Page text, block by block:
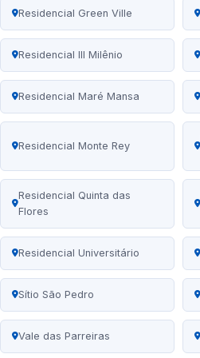
Residencial Green Ville
Residencial III Milênio
Residencial Maré Mansa
Residencial Monte Rey
Residencial Quinta das
Flores
Residencial Universitário
Sítio São Pedro
Vale das Parreiras